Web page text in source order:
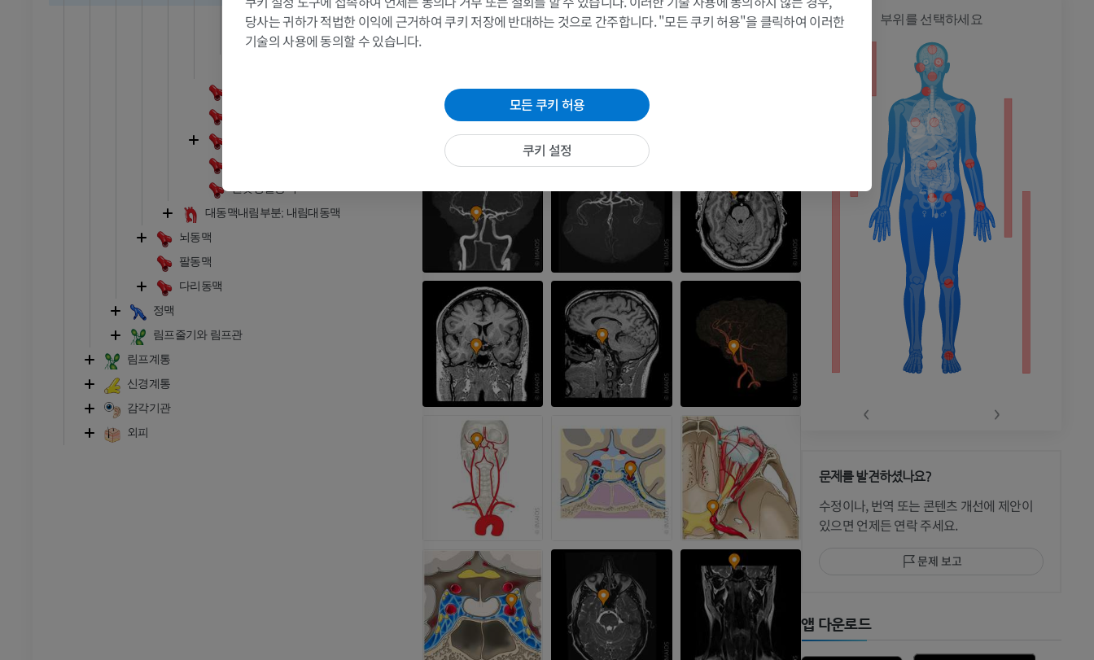
대뇌부분
목동맥사이펀
대동맥내림부분; 내림대동맥
뇌동맥
팔동맥
다리동맥
정맥
림프줄기와 림프관
림프계통
신경계통
감각기관
외피
MRI
프리미엄
발앞부 MRI
MRI
프리미엄
다리 MRI
MRI
방사선 사진
팔
프리미엄
어깨 MRI
프리미엄
손목 MRI
프리미엄
팔꿈치 MRI
MRI
프리미엄
손 MRI
팔 방사선촬영
방사선 사진
팔
삽화
프리미엄
다리
무료
다리 MRI
MRI
프리미엄
엉덩이 MRI
MRI
무릎 MRI
MRI
프리미엄
무릎 관절조영 CT
CT 관절
프리미엄
발목 및 발뒤부 MRI
부위를 선택하세요
‹ ›
문제를 발견하셨나요?
수정이나, 번역 또는 콘텐츠 개선에 제안이
있으면 언제든 연락 주세요.
문제 보고
앱 다운로드
당사는 귀하가 적법한 이익에 근거하여 쿠키 저장에 반대하는 것으로 간주합니다. "모든 쿠키 허용"을 클릭하여 이러한
기술의 사용에 동의할 수 있습니다.
모든 쿠키 허용
쿠키 설정